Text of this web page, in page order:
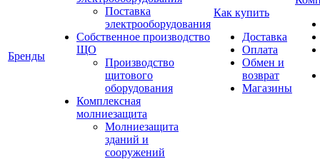
Бренды
Поставка
электрооборудования
Собственное производство
ЩО
Производство
щитового
оборудования
Комплексная
молниезащита
Молниезащита
зданий и
сооружений
Как купить
Доставка
Оплата
Обмен и
возврат
Магазины